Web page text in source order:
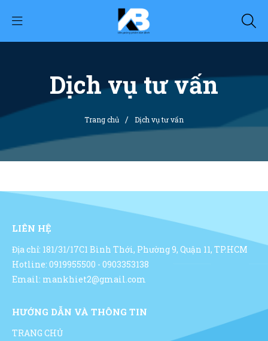
Dịch vụ tư vấn
Trang chủ / Dịch vụ tư vấn
LIÊN HỆ
Địa chỉ: 181/31/17C1 Bình Thới, Phường 9, Quận 11, TP.HCM
Hotline: 0919955500 - 0903353138
Email: mankhiet2@gmail.com
HƯỚNG DẪN VÀ THÔNG TIN
TRANG CHỦ